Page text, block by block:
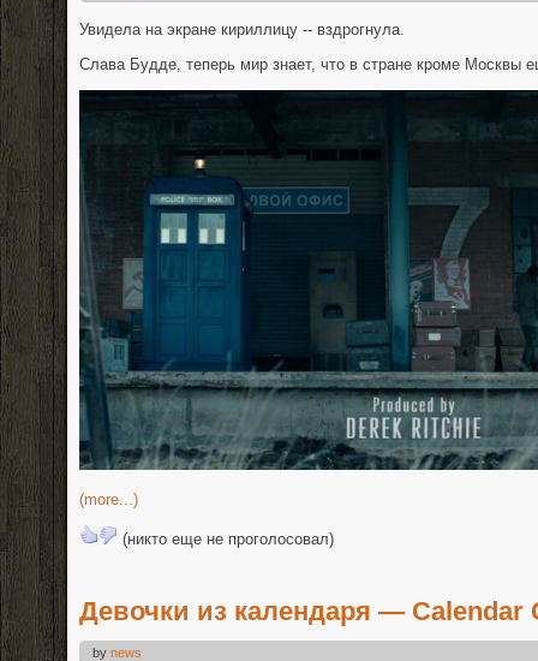
Увидела на экране кириллицу -- вздрогнула.
Слава Будде, теперь мир знает, что в стране кроме Москвы
(more...)
(никто еще не проголосовал)
Девочки из календаря — Calendar
by news